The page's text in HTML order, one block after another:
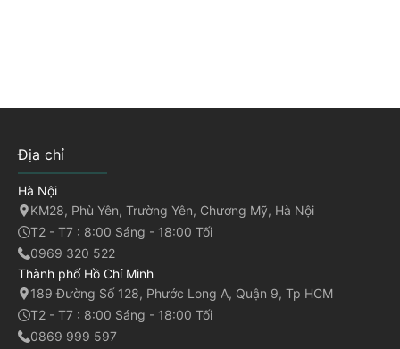
Địa chỉ
Hà Nội
KM28, Phù Yên, Trường Yên, Chương Mỹ, Hà Nội
T2 - T7 : 8:00 Sáng - 18:00 Tối
0969 320 522
Thành phố Hồ Chí Minh
189 Đường Số 128, Phước Long A, Quận 9, Tp HCM
T2 - T7 : 8:00 Sáng - 18:00 Tối
0869 999 597